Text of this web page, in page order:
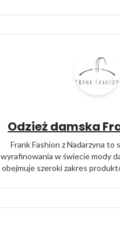
Odzież damska
Frank Fashion z Nadarzyna to
wyrafinowania w świecie mody
obejmuje szeroki zakres